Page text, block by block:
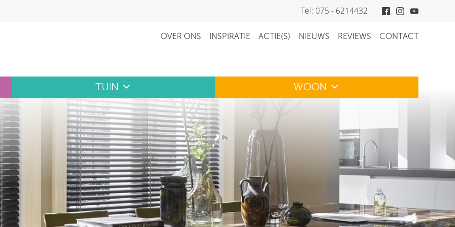
Tel: 075 - 6214432
OVER ONS INSPIRATIE ACTIE(S) NIEUWS REVIEWS CONTACT
TUIN WOON